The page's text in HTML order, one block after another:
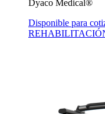
Dyaco Medical®
Disponible para